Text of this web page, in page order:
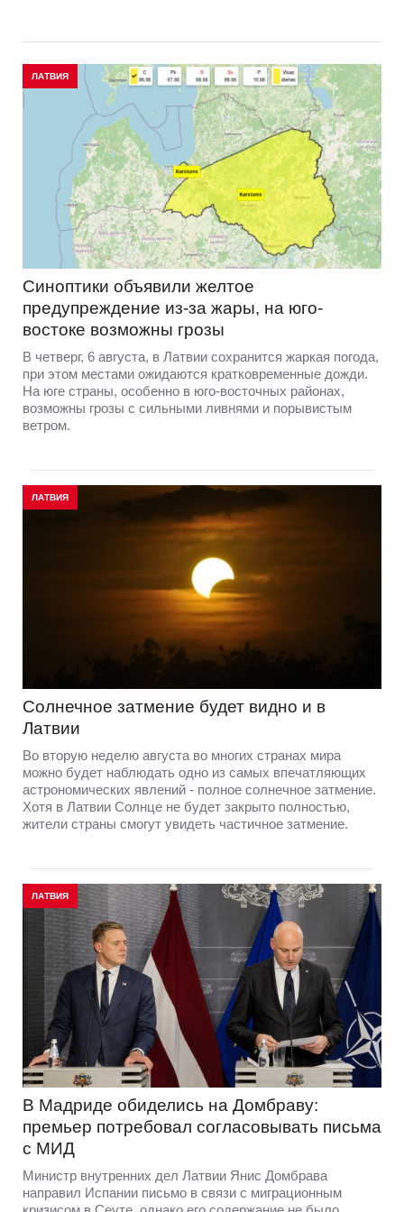
ЛАТВИЯ
Синоптики объявили желтое
предупреждение из-за жары, на юго-
востоке возможны грозы
В четверг, 6 августа, в Латвии сохранится жаркая погода,
при этом местами ожидаются кратковременные дожди.
На юге страны, особенно в юго-восточных районах,
возможны грозы с сильными ливнями и порывистым
ветром.
ЛАТВИЯ
Солнечное затмение будет видно и в
Латвии
Во вторую неделю августа во многих странах мира
можно будет наблюдать одно из самых впечатляющих
астрономических явлений - полное солнечное затмение.
Хотя в Латвии Солнце не будет закрыто полностью,
жители страны смогут увидеть частичное затмение.
ЛАТВИЯ
В Мадриде обиделись на Домбраву:
премьер потребовал согласовывать письма
с МИД
Министр внутренних дел Латвии Янис Домбрава
направил Испании письмо в связи с миграционным